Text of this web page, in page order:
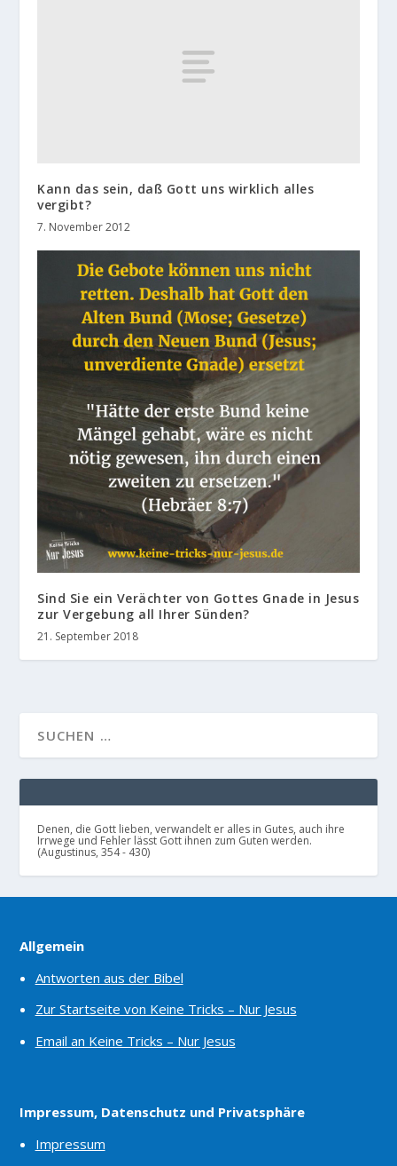
Kann das sein, daß Gott uns wirklich alles
vergibt?
7. November 2012
Sind Sie ein Verächter von Gottes Gnade in Jesus
zur Vergebung all Ihrer Sünden?
21. September 2018
Denen, die Gott lieben, verwandelt er alles in Gutes, auch ihre
Irrwege und Fehler lässt Gott ihnen zum Guten werden.
(Augustinus, 354 - 430)
Allgemein
Antworten aus der Bibel
Zur Startseite von Keine Tricks – Nur Jesus
Email an Keine Tricks – Nur Jesus
Impressum, Datenschutz und Privatsphäre
Impressum